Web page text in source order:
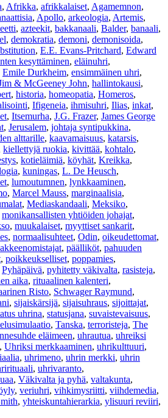
, Afrikka, afrikkalaiset, Agamemnon,
, Apollo, arkeologia, Artemis,
, azteekit, bakkanaali, Balder, banaali,
, demokratia, demoni, demonisoida,
, E.E. Evans-Pritchard, Edward
kesyttäminen, eläinuhri,
Emile Durkheim, ensimmäinen uhri,
& McGeeney John, hallintokausi,
, historia, homeopatia, Homeros,
, Ifigeneia, ihmisuhri, Ilias, inkat,
, Itsemurha, J.G. Frazer, James George
, Jerusalem, johtaja syntipukkina,
alttarille, kaavamaisuus, katarsis,
kiellettyjä ruokia, kivittää, kohtalo,
, kotieläimiä, köyhät, Kreikka,
, kuningas, L. De Heusch,
, lumoutumnen, lynkkaaminen,
, Marcel Mauss, marginaalisia,
, Mediaskandaali, Meksiko,
monikansallisten yhtiöiden johajat,
, muukalaiset, myyttiset sankarit,
, normaalisuhteet, Odin, oikeudettomat,
, päälliköt, pahuuden
, poikkeukselliset, poppamies,
Pyhäpäivä, pyhitetty väkivalta, rasisteja,
aika, rituaalinen kalenteri,
Risto, Schwager Raymund,
, sijaiskärsijä, sijaisuhraus, sijoittajat,
uhrina, statusjana, suvaistevaisuus,
, Tanska, terroristeja, The
eläimeen, uhrautua, uhreiksi
, Uhriksi merkkaaminen, uhrikulttuuri,
, uhrimeno, uhrin merkki, uhrin
, uhrivaranto,
, Väkivalta ja pyhä, valtakunta,
, veriuhri, vihkimysriitti, viihdemedia,
, yhteiskuntahierarkia, ylisuuri reviiri,